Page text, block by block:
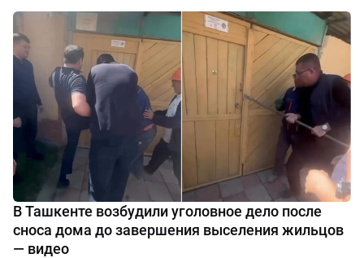
В Ташкенте возбудили уголовное дело после
сноса дома до завершения выселения жильцов
— видео